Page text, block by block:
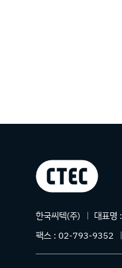
상호명
한국씨텍(주) 대표명 :
팩스 : 02-793-9352